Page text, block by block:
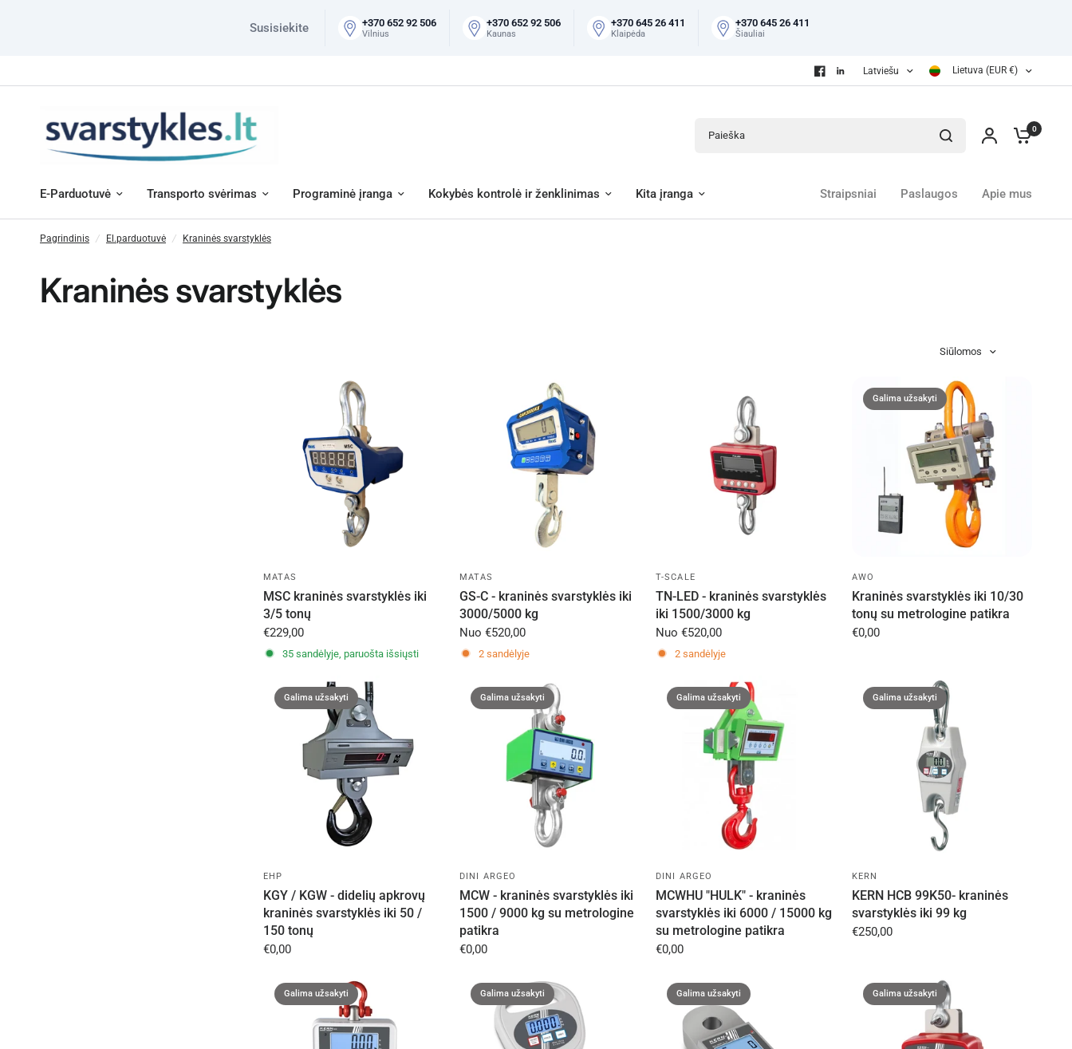
Susisiekite +370 652 92 506
Vilnius
+370 652 92 506
Kaunas
+370 645 26 411
Klaipėda
+370 645 26 411
Šiauliai
Latviešu Lietuva (EUR €)
0
E-Parduotuvė Transporto svėrimas Programinė įranga Kokybės kontrolė ir ženklinimas Kita įranga Straipsniai Paslaugos Apie mus
Pagrindinis / El.parduotuvė / Kraninės svarstyklės
Kraninės svarstyklės
Siūlomos
MATAS
MSC kraninės svarstyklės iki
3/5 tonų
€229,00
35 sandėlyje, paruošta išsiųsti
MATAS
GS-C - kraninės svarstyklės iki
3000/5000 kg
Nuo €520,00
2 sandėlyje
T-SCALE
TN-LED - kraninės svarstyklės
iki 1500/3000 kg
Nuo €520,00
2 sandėlyje
Galima užsakyti
AWO
Kraninės svarstyklės iki 10/30
tonų su metrologine patikra
€0,00
Galima užsakyti
EHP
KGY / KGW - didelių apkrovų
kraninės svarstyklės iki 50 /
150 tonų
€0,00
Galima užsakyti
DINI ARGEO
MCW - kraninės svarstyklės iki
1500 / 9000 kg su metrologine
patikra
€0,00
Galima užsakyti
DINI ARGEO
MCWHU "HULK" - kraninės
svarstyklės iki 6000 / 15000 kg
su metrologine patikra
€0,00
Galima užsakyti
KERN
KERN HCB 99K50- kraninės
svarstyklės iki 99 kg
€250,00
Galima užsakyti Galima užsakyti Galima užsakyti Galima užsakyti